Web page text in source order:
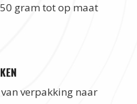
gram tot op maat
verpakking naar